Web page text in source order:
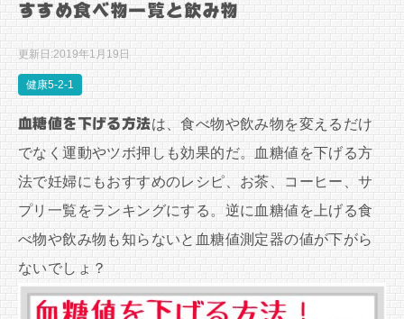
すすめ食べ物一覧と飲み物
更新日:2019年1月19日
健康5-2-1
血糖値を下げる方法は、食べ物や飲み物を変えるだけ
でなく運動やツボ押しも効果的だ。血糖値を下げる方
法で妊婦にもおすすめのレシピ、お茶、コーヒー、サ
プリ一覧をランキングにする。逆に血糖値を上げる食
べ物や飲み物も知らないと血糖値測定器の値が下がら
ないでしょ？